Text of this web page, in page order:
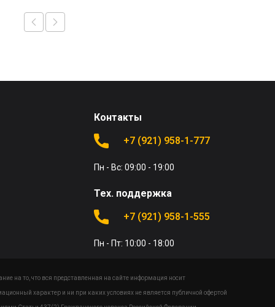
Контакты
+7 (921) 958-1-777
Пн - Вс: 09:00 - 19:00
Тех. поддержка
+7 (921) 958-1-555
Пн - Пт: 10:00 - 18:00
на то, что вся представленная на сайте информация носит
характер и ни при каких условиях не является публичной офертой